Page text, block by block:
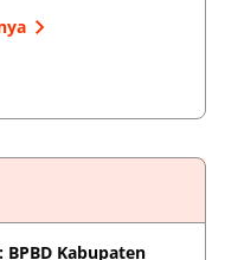
Kabupaten